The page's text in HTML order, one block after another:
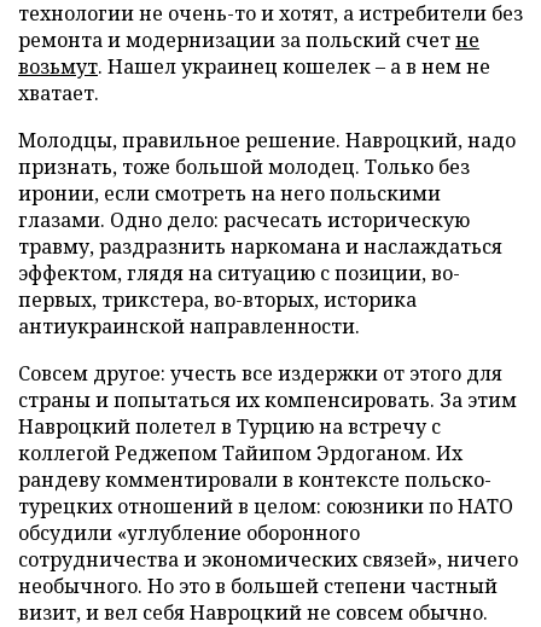
технологии не очень-то и хотят, а истребители без
ремонта и модернизации за польский счетне
возьмут. Нашел украинец кошелек – а в нем не
хватает.
Молодцы, правильное решение. Навроцкий, надо
признать, тоже большой молодец. Только без
иронии, если смотреть на него польскими
глазами. Одно дело: расчесать историческую
травму, раздразнить наркомана и наслаждаться
эффектом, глядя на ситуацию с позиции, во-
первых, трикстера, во-вторых, историка
антиукраинской направленности.
Совсем другое: учесть все издержки от этого для
страны и попытаться их компенсировать. За этим
Навроцкий полетел в Турцию на встречу с
коллегой Реджепом Тайипом Эрдоганом. Их
рандеву комментировали в контексте польско-
турецких отношений в целом: союзники по НАТО
обсудили «углубление оборонного
сотрудничества и экономических связей», ничего
необычного. Но это в большей степени частный
визит, и вел себя Навроцкий не совсем обычно.